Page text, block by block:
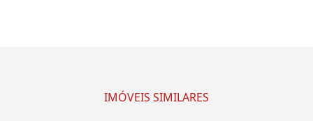
IMÓVEIS SIMILARES